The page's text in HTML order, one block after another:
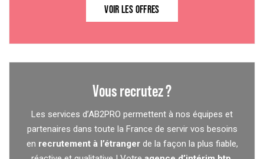
VOIR LES OFFRES
Vous recrutez ?
Les services d’AB2PRO permettent à nos équipes et
partenaires dans toute la France de servir vos besoins
en recrutement à l’étrangerde la façon la plus fiable,